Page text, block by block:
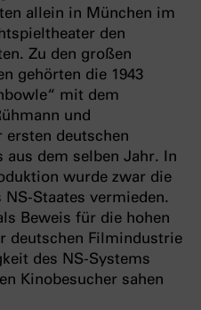
allein in München im
den
Zu den großen
gehörten die 1943
mit dem
und
ersten deutschen
dem selben Jahr. In
wurde zwar die
Staates vermieden.
Beweis für die hohen
deutschen Filmindustrie
des NS-Systems
Kinobesucher sahen